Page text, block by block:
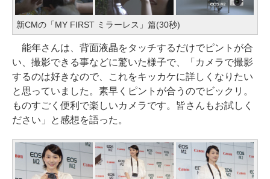
新CMの「MY FIRST ミラーレス」篇(30秒)
能年さんは、背面液晶をタッチするだけでピントが合
い、撮影できる事などに驚いた様子で、「カメラで撮影
するのは好きなので、これをキッカケに詳しくなりたい
と思っていました。素早くピントが合うのでビックリ。
ものすごく便利で楽しいカメラです。皆さんもお試しく
ださい」と感想を語った。